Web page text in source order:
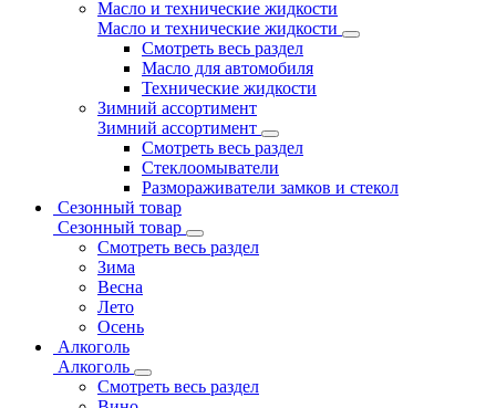
Масло и технические жидкости
Масло и технические жидкости
Смотреть весь раздел
Масло для автомобиля
Технические жидкости
Зимний ассортимент
Зимний ассортимент
Смотреть весь раздел
Стеклоомыватели
Размораживатели замков и стекол
Сезонный товар
Сезонный товар
Смотреть весь раздел
Зима
Весна
Лето
Осень
Алкоголь
Алкоголь
Смотреть весь раздел